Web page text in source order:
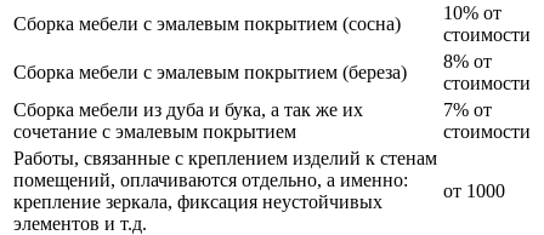
Сборка мебели с эмалевым покрытием (сосна)
10% от
стоимости
Сборка мебели с эмалевым покрытием (береза)
8% от
стоимости
Сборка мебели из дуба и бука, а так же их
сочетание с эмалевым покрытием
7% от
стоимости
Работы, связанные с креплением изделий к стенам
помещений, оплачиваются отдельно, а именно:
крепление зеркала, фиксация неустойчивых
элементов и т.д.
от 1000